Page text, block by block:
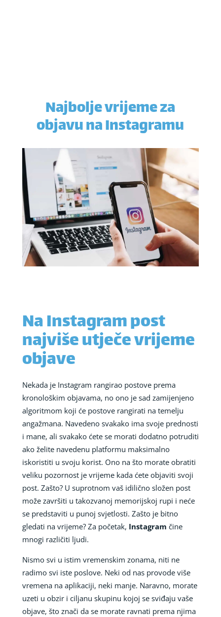
Najbolje vrijeme za
objavu na Instagramu
Na Instagram post
najviše utječe vrijeme
objave
Nekada je Instagram rangirao postove prema
kronološkim objavama, no ono je sad zamijenjeno
algoritmom koji će postove rangirati na temelju
angažmana. Navedeno svakako ima svoje prednosti
i mane, ali svakako ćete se morati dodatno potruditi
ako želite navedenu platformu maksimalno
iskoristiti u svoju korist. Ono na što morate obratiti
veliku pozornost je vrijeme kada ćete objaviti svoji
post. Zašto? U suprotnom vaš idilično složen post
može završiti u takozvanoj memorijskoj rupi i neće
se predstaviti u punoj svjetlosti. Zašto je bitno
gledati na vrijeme? Za početak, Instagram čine
mnogi različiti ljudi.
Nismo svi u istim vremenskim zonama, niti ne
radimo svi iste poslove. Neki od nas provode više
vremena na aplikaciji, neki manje. Naravno, morate
uzeti u obzir i ciljanu skupinu kojoj se sviđaju vaše
objave, što znači da se morate ravnati prema njima